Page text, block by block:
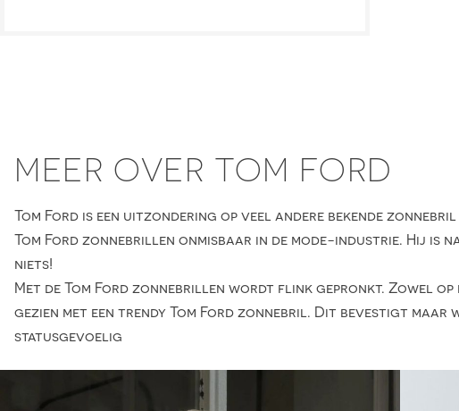
MEER OVER TOM FORD
Tom Ford is een uitzondering op veel andere bekende
Tom Ford zonnebrillen onmisbaar in de mode-industrie. Hij is
niets!
Met de Tom Ford zonnebrillen wordt flink gepronkt. Zowel
gezien met een trendy Tom Ford zonnebril. Dit bevestigt maar
statusgevoelig